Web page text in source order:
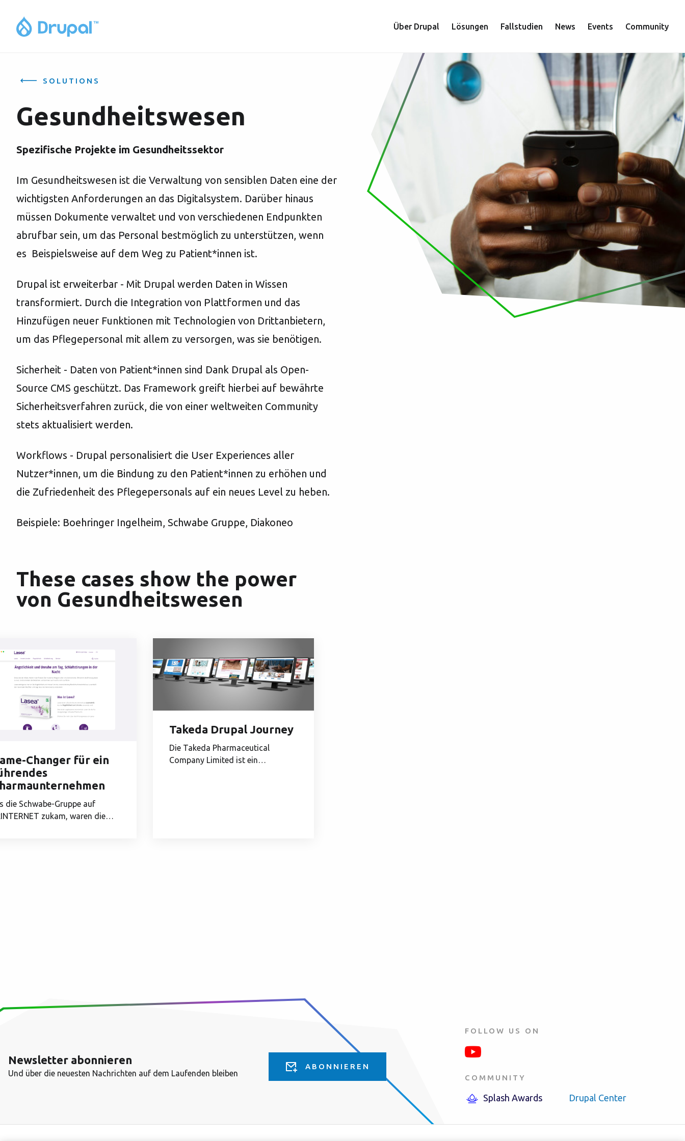
Main
navigation
Über Drupal Lösungen Fallstudien News Events Community
SOLUTIONS
Gesundheitswesen
Spezifische Projekte im Gesundheitssektor
Im Gesundheitswesen ist die Verwaltung von sensiblen Daten eine der
wichtigsten Anforderungen an das Digitalsystem. Darüber hinaus
müssen Dokumente verwaltet und von verschiedenen Endpunkten
abrufbar sein, um das Personal bestmöglich zu unterstützen, wenn
es Beispielsweise auf dem Weg zu Patient*innen ist.
Drupal ist erweiterbar - Mit Drupal werden Daten in Wissen
transformiert. Durch die Integration von Plattformen und das
Hinzufügen neuer Funktionen mit Technologien von Drittanbietern,
um das Pflegepersonal mit allem zu versorgen, was sie benötigen.
Sicherheit - Daten von Patient*innen sind Dank Drupal als Open-
Source CMS geschützt. Das Framework greift hierbei auf bewährte
Sicherheitsverfahren zurück, die von einer weltweiten Community
stets aktualisiert werden.
Workflows - Drupal personalisiert die User Experiences aller
Nutzer*innen, um die Bindung zu den Patient*innen zu erhöhen und
die Zufriedenheit des Pflegepersonals auf ein neues Level zu heben.
Beispiele: Boehringer Ingelheim, Schwabe Gruppe, Diakoneo
These cases show the power
von Gesundheitswesen
Changer für ein
die Schwabe-Gruppe auf
zukam, waren die
Takeda Drupal Journey
Die Takeda Pharmaceutical
Company Limited ist ein
Newsletter abonnieren
Und über die neuesten Nachrichten auf dem Laufenden bleiben
ABONNIEREN
FOLLOW US ON
COMMUNITY
Splash Awards Drupal Center